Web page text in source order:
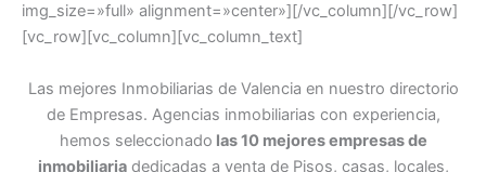
img_size=»full» alignment=»center»][/vc_column][/vc_row]
[vc_row][vc_column][vc_column_text]
Las mejores Inmobiliarias de Valencia en nuestro directorio
de Empresas. Agencias inmobiliarias con experiencia,
hemos seleccionado las 10 mejores empresas de
inmobiliariadedicadas a venta de Pisos, casas, locales,